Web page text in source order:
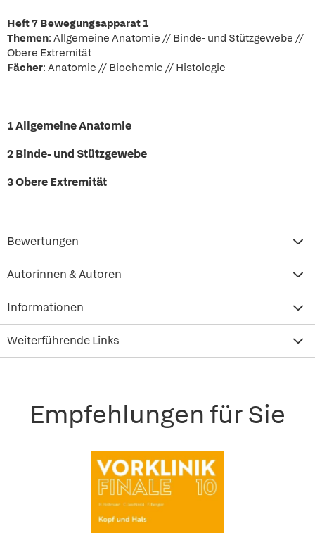
Heft 7 Bewegungsapparat 1
Themen: Allgemeine Anatomie // Binde- und Stützgewebe //
Obere Extremität
Fächer: Anatomie // Biochemie // Histologie
1 Allgemeine Anatomie
2 Binde- und Stützgewebe
3 Obere Extremität
Bewertungen
Autorinnen & Autoren
Informationen
Weiterführende Links
Empfehlungen für Sie